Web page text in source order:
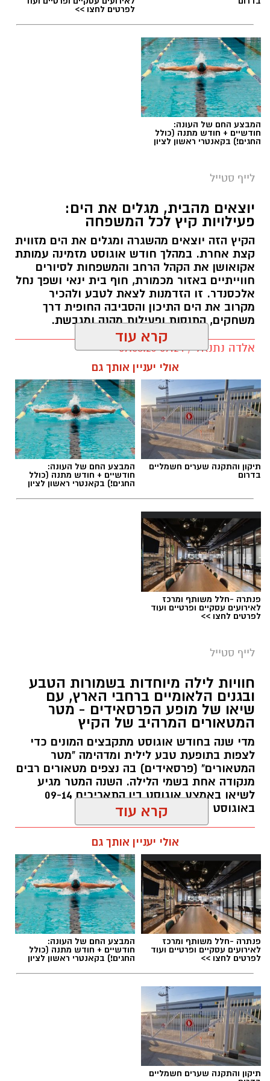
לפרטים לחצו >>
המבצע החם של העונה:
חודשיים + חודש מתנה (כולל
החגים!) בקאנטרי ראשון לציון
לייף סטייל
יוצאים מהבית, מגלים את הים:
פעילויות קיץ לכל המשפחה
הקיץ הזה יוצאים מהשגרה ומגלים את הים מזווית
קצת אחרת. במהלך חודש אוגוסט מזמינה עמותת
אקואושן את הקהל הרחב והמשפחות לסיורים
חווייתיים באזור מכמורת, חוף בית ינאי ושפך נחל
אלכסנדר. זו הזדמנות לצאת לטבע ולהכיר
מקרוב את הים התיכון והסביבה החופית דרך
משחקים, התנסות ופעילות מהנה ומגבשת.
אלדה נתנאל / 09:24 07.08.26
תגים:טיול
סיורי משפחות- צילום מיקה וולוב, אקואושן
במהלך הפעילות יכירו המשתתפים את הטבע
הייחודי של אזור שפך נחל אלכסנדר, את בעלי
החיים והצמחים המאפיינים אותו ואת המערכת
האקולוגית המקומית. בהמשך יגיעו למרכז החינוך
הימי "מגלים" של אקואושן, שם יוכלו להתבונן בדגם
חי של חוף סלעי בישראל ולהכיר מקרוב את בעלי
החיים הימיים החיים בו. במהלך הסיור ייחשפו גם
לאתגרים המשפיעים על הסביבה הימית, ובהם
פסולת ובעיקר פלסטיק, וילמדו באופן חווייתי כיצד
ניתן לשמור על הים ולסייע בהגנה עליו.
מועדי הסיורים:
24 באוגוסט, יום שני, בשעות 9:00-12:00 הורים
וילדים
24 באוגוסט, יום שני, בשעות 16:30-19:30 הורים
וילדים
26 באוגוסט, יום רביעי, בשעות 9:00-12:00 מבוגרים
(גילאי 16+)
27 באוגוסט, יום חמישי, בשעות 16:30-19:30 הורים
וילדים
לפרטים נוספים
והרשמה:https://bit.ly/summer26ecoocean
קרא עוד
אולי יעניין אותך גם
תיקון והתקנה שערים חשמליים
בדרום
המבצע החם של העונה:
חודשיים + חודש מתנה (כולל
החגים!) בקאנטרי ראשון לציון
פנתרה -חלל משותף ומרכז
לאירועים עסקיים ופרטיים ועוד
לפרטים לחצו >>
לייף סטייל
חוויות לילה מיוחדות בשמורות הטבע
ובגנים הלאומיים ברחבי הארץ, עם
שיאו של מופע הפרסאידים - מטר
המטאורים המרהיב של הקיץ
מדי שנה בחודש אוגוסט מתקבצים המונים כדי
לצפות בתופעת טבע לילית ומדהימה "מטר
המטאורים" (פרסאידים) בה נצפים מטאורים רבים
מנקודה אחת בשמי הלילה. השנה המטר מגיע
לשיאו באמצע אוגוסט בין התאריכים 09-14
באוגוסט 2026.
תגים:מטר המטאורים
כשהשמש שוקעת והשמיים מתכסים באלפי כוכבים,
הטבע מציג את אחד המופעים המרהיבים של
השנה - מטר הפרסאידים. זו ההזדמנות לעצור
לרגע, להתרחק מאורות העיר, להרים את המבט אל
השמיים ולגלות עולם שלם של כוכבים, כוכבי לכת,
ערפיליות וסיפורי חלל.
מטר הפרסאידים, מתרחש כתוצאה ממפגש כדור
קרא עוד
אולי יעניין אותך גם
פנתרה -חלל משותף ומרכז
לאירועים עסקיים ופרטיים ועוד
לפרטים לחצו >>
המבצע החם של העונה:
חודשיים + חודש מתנה (כולל
החגים!) בקאנטרי ראשון לציון
תיקון והתקנה שערים חשמליים